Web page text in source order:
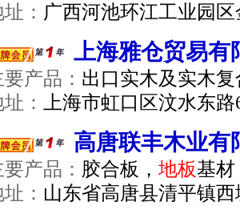
： 广西河池环江工业园
上海雅仓贸易有
产品： 出口实木及实木复
：
上海市虹口区汶水东
高唐联丰木业有
产品： 胶合板， 地板基
： 山东省高唐县清平镇